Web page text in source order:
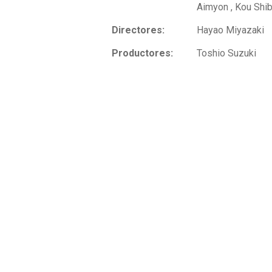
Aimyon , Kou
Directores:
Hayao Miyazaki
Productores:
Toshio Suzuki